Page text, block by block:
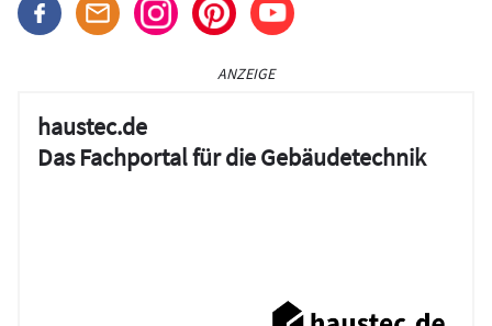
ANZEIGE
haustec.de
Das Fachportal für die Gebäudetechnik